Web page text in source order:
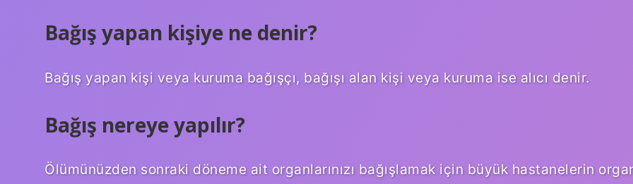
Bağış yapan kişiye ne denir?
Bağış yapan kişi veya kuruma bağışçı, bağışı alan kişi veya kuruma ise alıcı denir.
Bağış nereye yapılır?
Ölümünüzden sonraki döneme ait organlarınızı bağışlamak için büyük hastanelerin